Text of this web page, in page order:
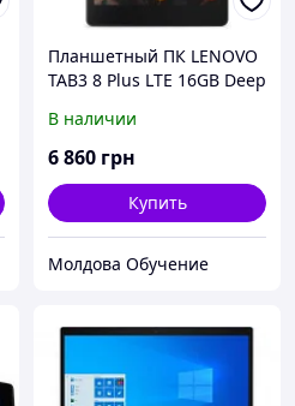
Планшетный ПК LENOVO
TAB3 8 Plus LTE 16GB Deep
В наличии
6 860 грн
Купить
Молдова Обучение